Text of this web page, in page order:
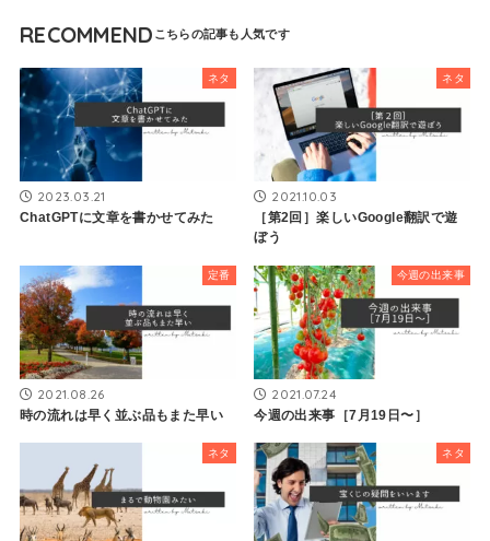
RECOMMEND
ネタ
2023.03.21
ChatGPTに文章を書かせてみた
ネタ
2021.10.03
［第2回］楽しいGoogle翻訳で遊
ぼう
定番
2021.08.26
時の流れは早く並ぶ品もまた早い
今週の出来事
2021.07.24
今週の出来事［7月19日〜］
ネタ ネタ